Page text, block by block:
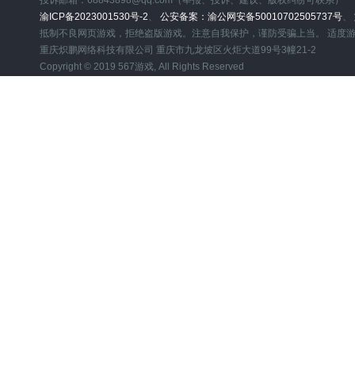
渝ICP备2023001530号-2 、 公安备案：渝公网安备50010702505737号、
抵制不良网页游戏，拒绝盗版游戏。注意自我保护，谨防受骗上当。 适度
重庆炽鹏网络科技有限公司 重庆市九龙坡区火炬大道99号3幢21-2
Copyright © 2019 567游戏, All Rights Reserved